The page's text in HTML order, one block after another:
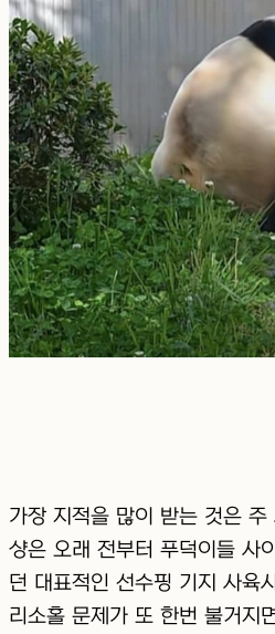
가장 지적을 많이 받는 것은 주
샹은 오래 전부터 푸덕이들 사
던 대표적인 선수핑 기지 사육
리소홀 문제가 또 한번 불거지